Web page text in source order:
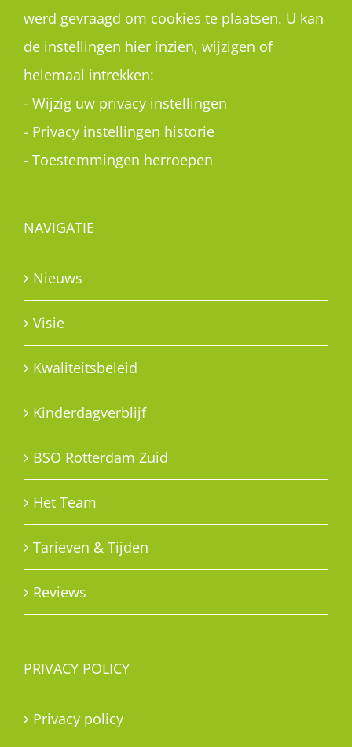
werd gevraagd om cookies te plaatsen. U kan
de instellingen hier inzien, wijzigen of
helemaal intrekken:
- Wijzig uw privacy instellingen
- Privacy instellingen historie
- Toestemmingen herroepen
NAVIGATIE
Nieuws
Visie
Kwaliteitsbeleid
Kinderdagverblijf
BSO Rotterdam Zuid
Het Team
Tarieven & Tijden
Reviews
PRIVACY POLICY
Privacy policy